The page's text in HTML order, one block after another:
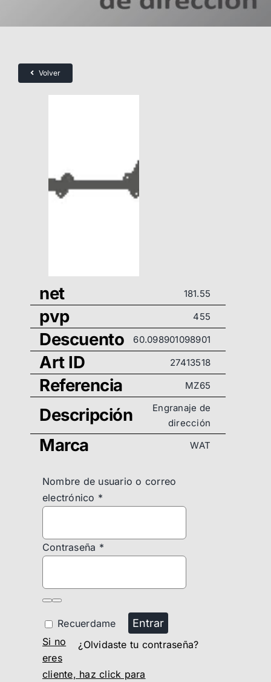
Volver
net 181.55
pvp 455
Descuento 60.098901098901
Art ID 27413518
Referencia MZ65
Descripción
Engranaje de
dirección
Marca WAT
Nombre de usuario o correo
electrónico *
Contraseña *
Recuerdame Entrar
¿Olvidaste tu contraseña?
Si no
eres
cliente, haz click para